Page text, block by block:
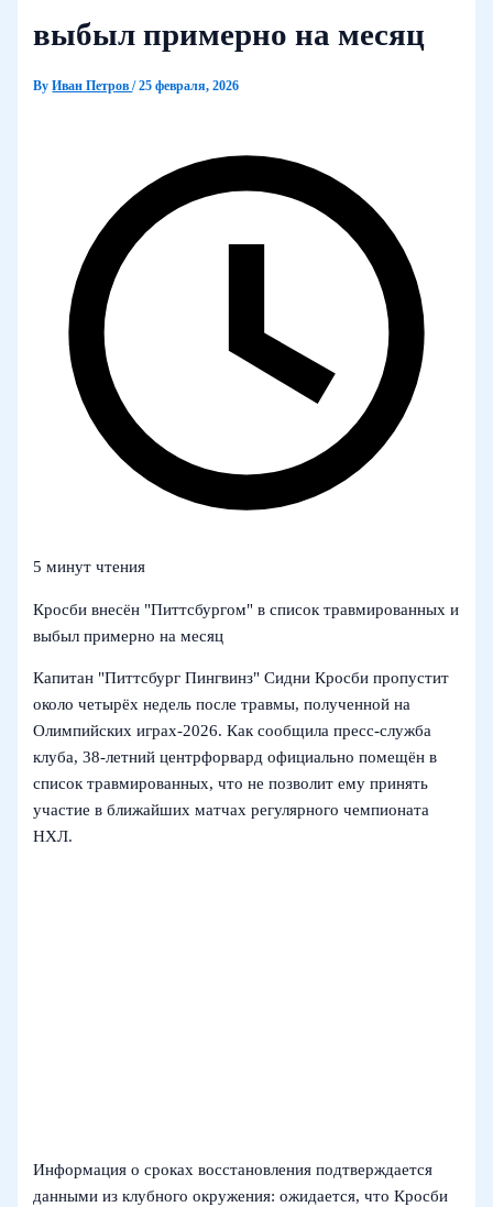
выбыл примерно на месяц
ByИван Петров/25 февраля, 2026
5 минут чтения
Кросби внесён "Питтсбургом" в список травмированных и
выбыл примерно на месяц
Капитан "Питтсбург Пингвинз" Сидни Кросби пропустит
около четырёх недель после травмы, полученной на
Олимпийских играх‑2026. Как сообщила пресс‑служба
клуба, 38‑летний центрфорвард официально помещён в
список травмированных, что не позволит ему принять
участие в ближайших матчах регулярного чемпионата
НХЛ.
Информация о сроках восстановления подтверждается
данными из клубного окружения: ожидается, что Кросби